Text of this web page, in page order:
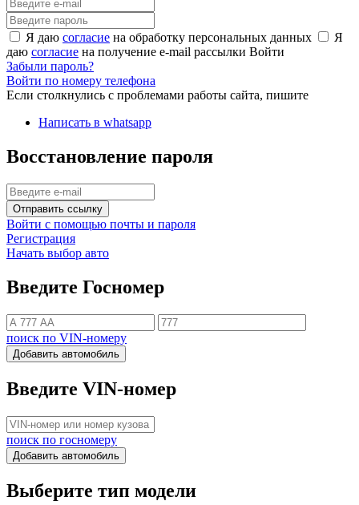
Я даю согласие на обработку персональных данных
Я
даю согласие на получение e-mail рассылки Войти
Забыли пароль?
Войти по номеру телефона
Если столкнулись с проблемами работы сайта, пишите
Написать в whatsapp
Восстановление пароля
Отправить ссылку
Войти с помощью почты и пароля
Регистрация
Начать выбор авто
Введите Госномер
поиск по VIN-номеру
Добавить автомобиль
Введите VIN-номер
поиск по госномеру
Добавить автомобиль
Выберите тип модели